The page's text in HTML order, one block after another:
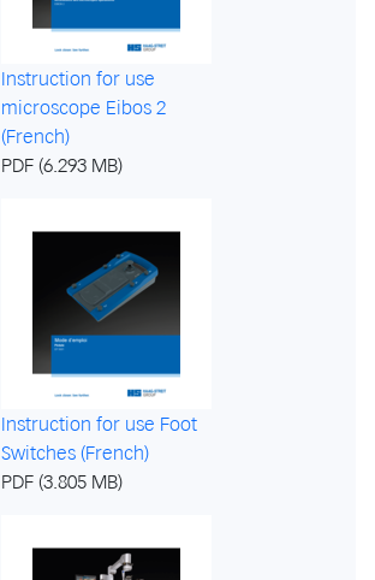
Instruction for use
microscope Eibos 2
(French)
PDF (6.293 MB)
Instruction for use Foot
Switches (French)
PDF (3.805 MB)